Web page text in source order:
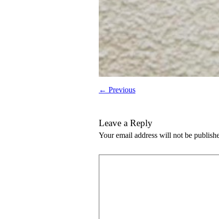
← Previous
Leave a Reply
Your email address will not be